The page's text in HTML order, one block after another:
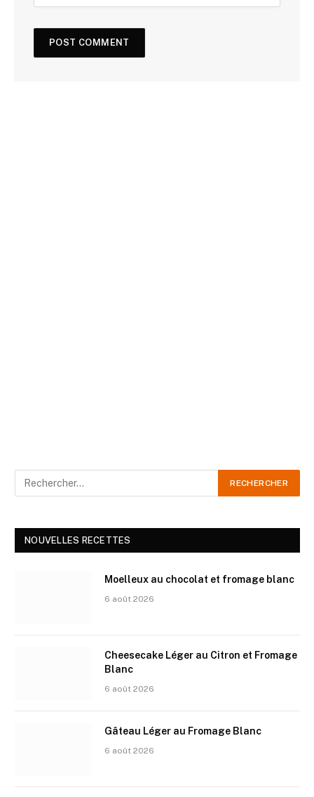
NOUVELLES RECETTES
Moelleux au chocolat et fromage blanc
6 août 2026
Cheesecake Léger au Citron et Fromage
Blanc
6 août 2026
Gâteau Léger au Fromage Blanc
6 août 2026